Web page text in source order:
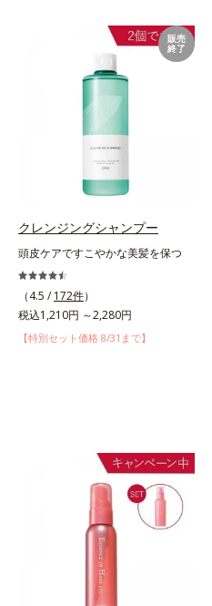
販売
終了
クレンジングシャンプー
頭皮ケアですこやかな美髪を保つ
（4.5 / 172件）
税込1,210円 ～2,280円
【特別セット価格 8/31まで】